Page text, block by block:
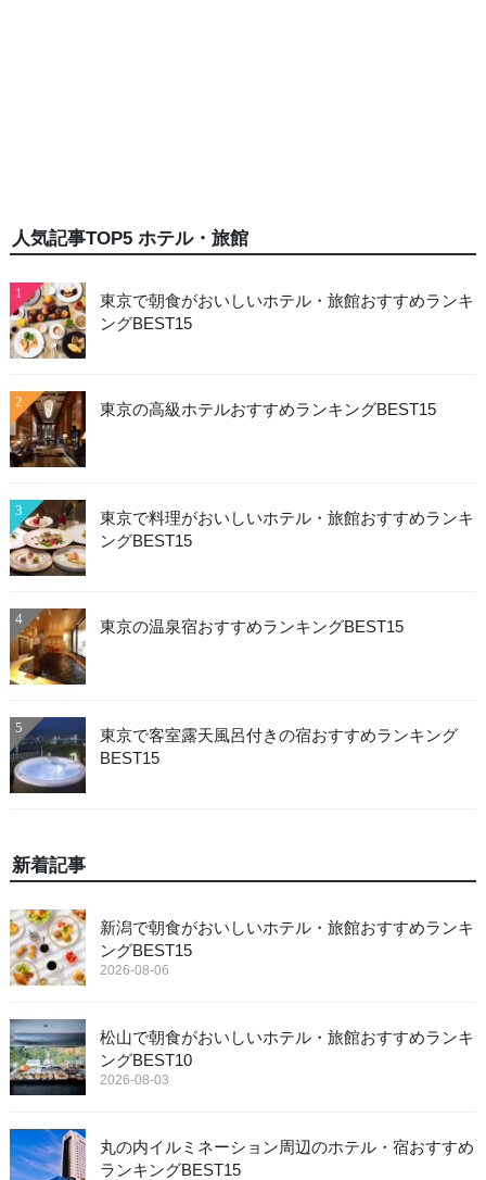
人気記事TOP5 ホテル・旅館
1
東京で朝食がおいしいホテル・旅館おすすめランキ
ングBEST15
2 東京の高級ホテルおすすめランキングBEST15
3
東京で料理がおいしいホテル・旅館おすすめランキ
ングBEST15
4 東京の温泉宿おすすめランキングBEST15
5
東京で客室露天風呂付きの宿おすすめランキング
BEST15
新着記事
新潟で朝食がおいしいホテル・旅館おすすめランキ
ングBEST15
2026-08-06
松山で朝食がおいしいホテル・旅館おすすめランキ
ングBEST10
2026-08-03
丸の内イルミネーション周辺のホテル・宿おすすめ
ランキングBEST15